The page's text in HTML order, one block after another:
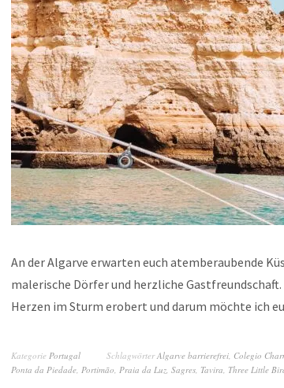
An der Algarve erwarten euch atemberaubende
malerische Dörfer und herzliche
Herzen im Sturm erobert und darum möchte ich
Kategorie Portugal SchlagwörterAlgarve barrierefrei, Colegio
Ponta da Piedade, Portimão, Praia da Luz, Sagres, Tavira, Three Little